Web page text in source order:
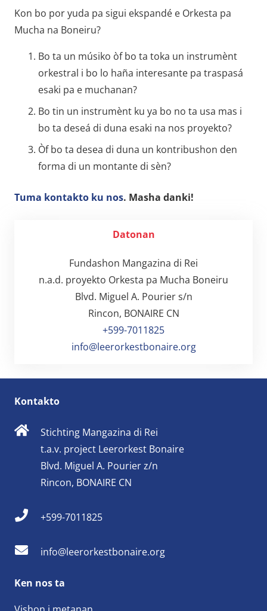
Kon bo por yuda pa sigui ekspandé e Orkesta pa
Mucha na Boneiru?
Bo ta un músiko òf bo ta toka un instrumènt
orkestral i bo lo haña interesante pa traspasá
esaki pa e muchanan?
Bo tin un instrumènt ku ya bo no ta usa mas i
bo ta deseá di duna esaki na nos proyekto?
Òf bo ta desea di duna un kontribushon den
forma di un montante di sèn?
Tuma kontakto ku nos. Masha danki!
Datonan
Fundashon Mangazina di Rei
n.a.d. proyekto Orkesta pa Mucha Boneiru
Blvd. Miguel A. Pourier s/n
Rincon, BONAIRE CN
+599-7011825
info@leerorkestbonaire.org
Kontakto
Stichting Mangazina di Rei
t.a.v. project Leerorkest Bonaire
Blvd. Miguel A. Pourier z/n
Rincon, BONAIRE CN
+599-7011825
info@leerorkestbonaire.org
Ken nos ta